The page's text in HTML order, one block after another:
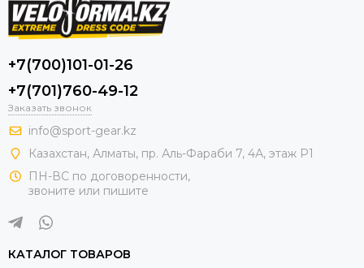
+7(700)101-01-26
+7(701)760-49-12
Заказать звонок
info@sport-gear.kz
Казахстан, Алматы, пр. Аль-Фараби 7, 4А, этаж Р1
ПН-ВС по договоренности,
звоните или пишите
КАТАЛОГ ТОВАРОВ